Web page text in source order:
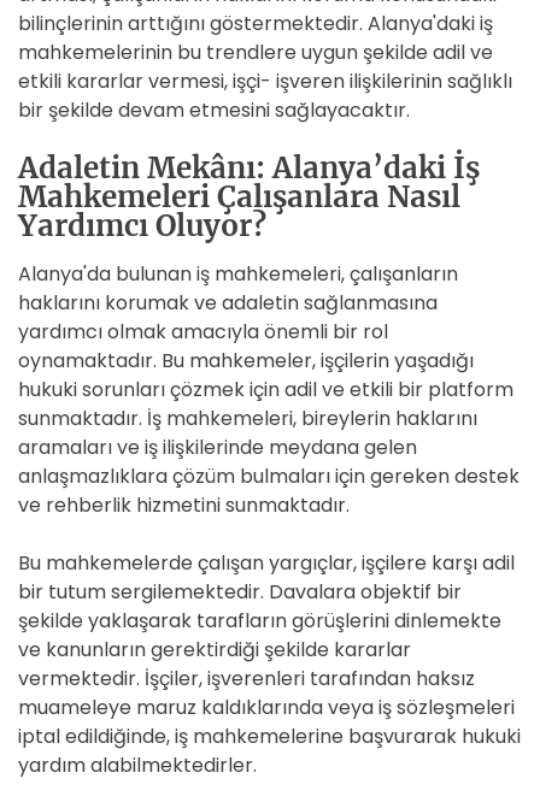
bilinçlerinin arttığını göstermektedir. Alanya'daki iş
mahkemelerinin bu trendlere uygun şekilde adil ve
etkili kararlar vermesi, işçi- işveren ilişkilerinin sağlıklı
bir şekilde devam etmesini sağlayacaktır.
Adaletin Mekânı: Alanya’daki İş
Mahkemeleri Çalışanlara Nasıl
Yardımcı Oluyor?
Alanya'da bulunan iş mahkemeleri, çalışanların
haklarını korumak ve adaletin sağlanmasına
yardımcı olmak amacıyla önemli bir rol
oynamaktadır. Bu mahkemeler, işçilerin yaşadığı
hukuki sorunları çözmek için adil ve etkili bir platform
sunmaktadır. İş mahkemeleri, bireylerin haklarını
aramaları ve iş ilişkilerinde meydana gelen
anlaşmazlıklara çözüm bulmaları için gereken destek
ve rehberlik hizmetini sunmaktadır.
Bu mahkemelerde çalışan yargıçlar, işçilere karşı adil
bir tutum sergilemektedir. Davalara objektif bir
şekilde yaklaşarak tarafların görüşlerini dinlemekte
ve kanunların gerektirdiği şekilde kararlar
vermektedir. İşçiler, işverenleri tarafından haksız
muameleye maruz kaldıklarında veya iş sözleşmeleri
iptal edildiğinde, iş mahkemelerine başvurarak hukuki
yardım alabilmektedirler.